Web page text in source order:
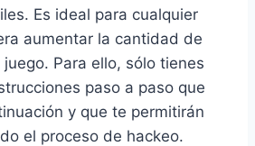
Es ideal para cualquier
aumentar la cantidad de
Para ello, sólo tienes
paso a paso que
y que te permitirán
el proceso de hackeo.